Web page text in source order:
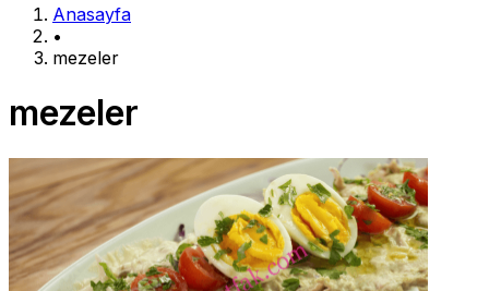
Anasayfa
•
mezeler
mezeler